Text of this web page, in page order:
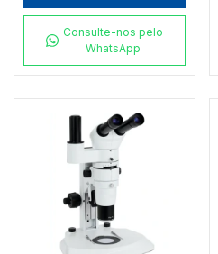
Consulte-nos pelo
WhatsApp